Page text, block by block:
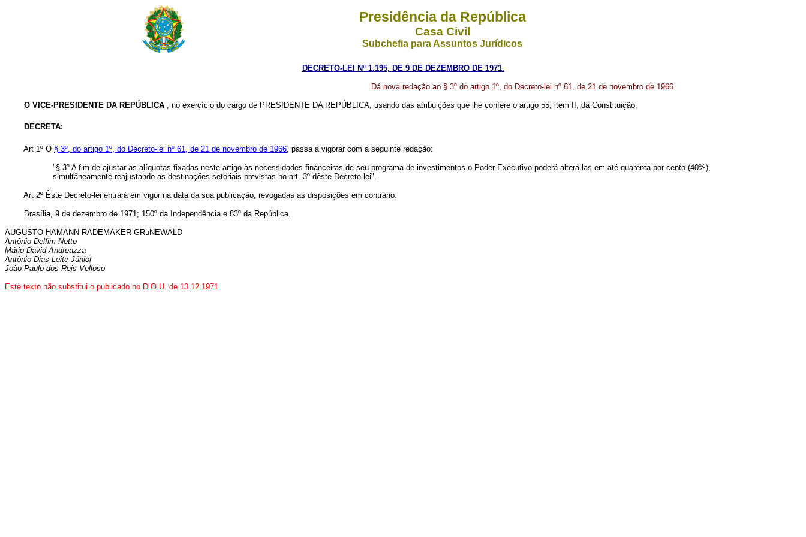
Presidência da República
Casa Civil
Subchefia para Assuntos Jurídicos
DECRETO-LEI Nº 1.195, DE 9 DE DEZEMBRO DE 1971.
Dá nova redação ao § 3º do artigo 1º, do Decreto-lei nº 61, de 21 de novembro de 1966.
O VICE-PRESIDENTE DA REPÚBLICA , no exercício do cargo de PRESIDENTE DA REPÚBLICA, usando das atribuições que lhe confere o artigo 55, item II, da Constituição,
DECRETA:
Art 1º O § 3º, do artigo 1º, do Decreto-lei nº 61, de 21 de novembro de 1966 , passa a vigorar com a seguinte redação:
"§ 3º A fim de ajustar as alíquotas fixadas neste artigo às necessidades financeiras de seu programa de investimentos o Poder Executivo poderá alterá-las em até quarenta por cento (40%),
simultâneamente reajustando as destinações setoriais previstas no art. 3º dêste Decreto-lei".
Art 2º Êste Decreto-lei entrará em vigor na data da sua publicação, revogadas as disposições em contrário.
Brasília, 9 de dezembro de 1971; 150º da Independência e 83º da República.
AUGUSTO HAMANN RADEMAKER GRüNEWALD
Antônio Delfim Netto
Mário David Andreazza
Antônio Dias Leite Júnior
João Paulo dos Reis Velloso
Este texto não substitui o publicado no D.O.U. de 13.12.1971